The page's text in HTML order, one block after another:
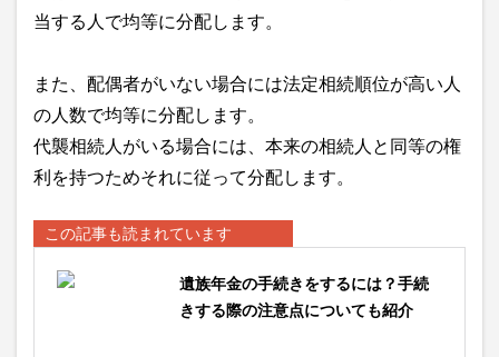
当する人で均等に分配します。
また、配偶者がいない場合には法定相続順位が高い人
の人数で均等に分配します。
代襲相続人がいる場合には、本来の相続人と同等の権
利を持つためそれに従って分配します。
この記事も読まれています
遺族年金の手続きをするには？手続
きする際の注意点についても紹介